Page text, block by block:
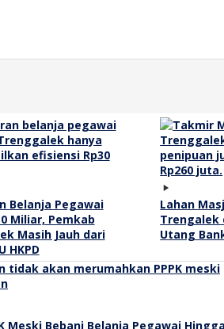
Belanja Pegawai
Miliar, Pemkab
Masih Jauh dari
HKPD
Lahan
Trengalek
Utang
Meski Bebani Belanja Pegawai Hingga